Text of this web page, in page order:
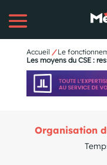
Accueil / Le
Les moyens du CSE :
Organisation